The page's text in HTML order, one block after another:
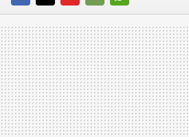
FACEBOOK
TWITTERFLIPBOARD
E-
MAIL
WHATSAPP